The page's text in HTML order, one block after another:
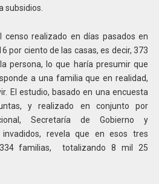
subsidios.
censo realizado en días pasados en
por ciento de las casas, es decir, 373
persona, lo que haría presumir que
a una familia que en realidad,
El estudio, basado en una encuesta
y realizado en conjunto por
Secretaría de Gobierno y
revela que en esos tres
familias, totalizando 8 mil 25